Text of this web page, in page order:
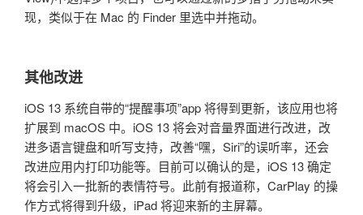
现，类似于在 Mac 的 Finder 里选中并拖动。
其他改进
iOS 13 系统自带的“提醒事项”app 将得到更新，该应用也将
扩展到 macOS 中。iOS 13 将会对音量界面进行改进，改
进多语言键盘和听写支持，改善“嘿，Siri”的误听率，还会
改进应用内打印功能等。目前可以确认的是，iOS 13 确定
将会引入一批新的表情符号。此前有报道称，CarPlay 的操
作方式将得到升级，iPad 将迎来新的主屏幕。